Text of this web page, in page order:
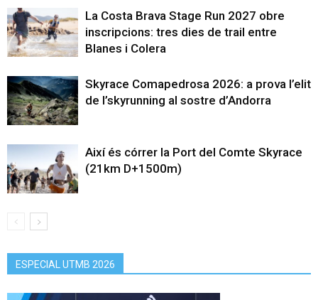
La Costa Brava Stage Run 2027 obre
inscripcions: tres dies de trail entre
Blanes i Colera
Skyrace Comapedrosa 2026: a prova l’elit
de l’skyrunning al sostre d’Andorra
Així és córrer la Port del Comte Skyrace
(21km D+1500m)
ESPECIAL UTMB 2026